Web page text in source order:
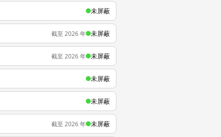
未屏蔽
截至 2026 年 未屏蔽
截至 2026 年 未屏蔽
未屏蔽
未屏蔽
截至 2026 年 未屏蔽